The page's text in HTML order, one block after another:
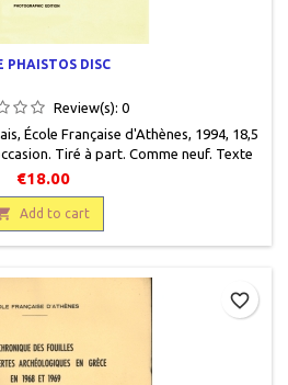
PHAISTOS DISC
Review(s): 0
École Française d'Athènes, 1994, 18,5
Tiré à part. Comme neuf. Texte
noir et blanc et illustrations pour
le reste.
€18.00
Add to cart
favorite_border